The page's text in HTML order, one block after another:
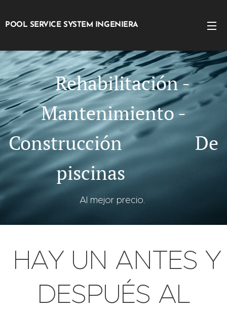
POOL SERVICE SYSTEM INGENIERA
Rehabilitación -
Mantenimiento -
Construcción De
piscinas
Al mejor precio.
HAY UN ANTES Y
DESPUÉS AL